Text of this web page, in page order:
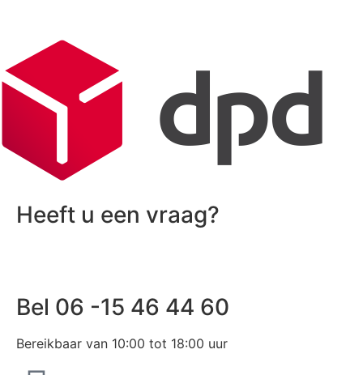
Heeft u een vraag?
Bel 06 -15 46 44 60
Bereikbaar van 10:00 tot 18:00 uur